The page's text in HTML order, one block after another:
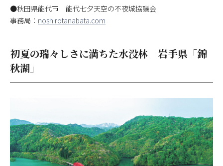
●秋田県能代市 能代七夕天空の不夜城協議会
事務局： noshirotanabata.com
初夏の瑞々しさに満ちた水没林 岩手県「錦
秋湖」